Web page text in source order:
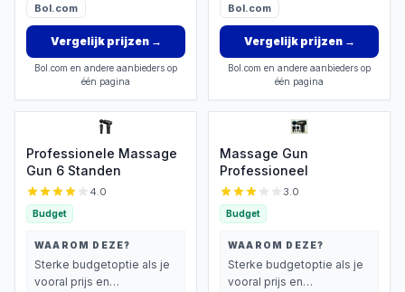
Bol.com
Vergelijk prijzen→
Bol.com en andere aanbieders op
één pagina
Bol.com
Vergelijk prijzen→
Bol.com en andere aanbieders op
één pagina
Professionele Massage
Gun 6 Standen
4.0
Budget
WAAROM DEZE?
Sterke budgetoptie als je
vooral prijs en
Massage Gun
Professioneel
3.0
Budget
WAAROM DEZE?
Sterke budgetoptie als je
vooral prijs en